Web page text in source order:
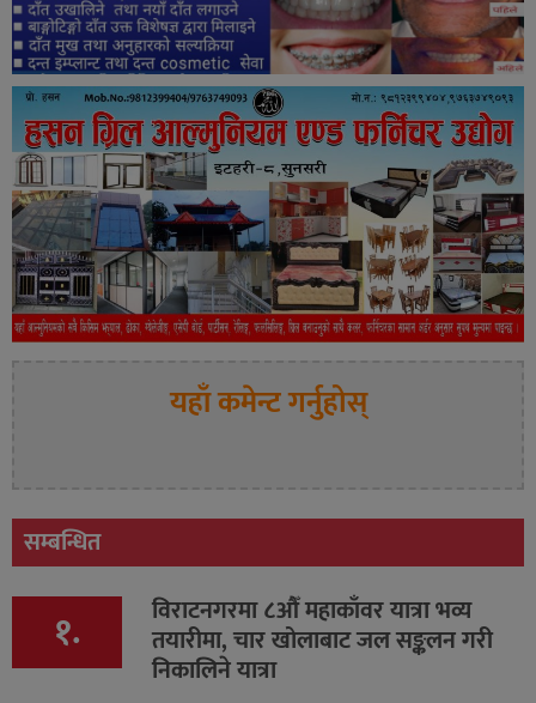
यहाँ कमेन्ट गर्नुहोस्
सम्बन्धित
१. विराटनगरमा ८औँ महाकाँवर यात्रा भव्य
तयारीमा, चार खोलाबाट जल सङ्कलन गरी
निकालिने यात्रा